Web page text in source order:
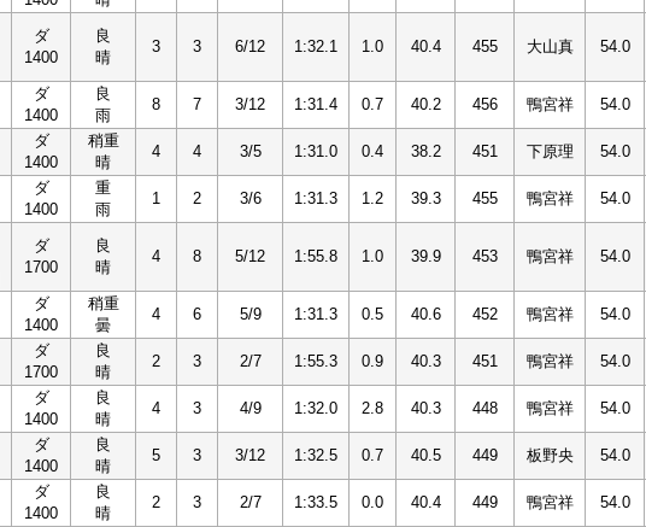
ダ
1400
良
晴
3 3 6/12 1:32.1 1.0 40.4 455 大山真 54.0
ダ
1400
良
雨
8 7 3/12 1:31.4 0.7 40.2 456 鴨宮祥 54.0
ダ
1400
稍重
晴
4 4 3/5 1:31.0 0.4 38.2 451 下原理 54.0
ダ
1400
重
雨
1 2 3/6 1:31.3 1.2 39.3 455 鴨宮祥 54.0
ダ
1700
良
晴
4 8 5/12 1:55.8 1.0 39.9 453 鴨宮祥 54.0
ダ
1400
稍重
曇
4 6 5/9 1:31.3 0.5 40.6 452 鴨宮祥 54.0
ダ
1700
良
晴
2 3 2/7 1:55.3 0.9 40.3 451 鴨宮祥 54.0
ダ
1400
良
晴
4 3 4/9 1:32.0 2.8 40.3 448 鴨宮祥 54.0
ダ
1400
良
晴
5 3 3/12 1:32.5 0.7 40.5 449 板野央 54.0
ダ
1400
良
晴
2 3 2/7 1:33.5 0.0 40.4 449 鴨宮祥 54.0